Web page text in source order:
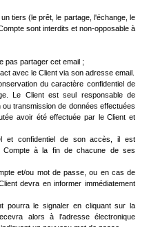
tiers (le prêt, le partage, l'échange, le
sont interdits et non-opposable à
pas partager cet email ;
avec le Client via son adresse email.
du caractère confidentiel de
Le Client est seul responsable de
ou transmission de données effectuées
avoir été effectuée par le Client et
et confidentiel de son accès, il est
Compte à la fin de chacune de ses
et/ou mot de passe, ou en cas de
devra en informer immédiatement
pourra le signaler en cliquant sur la
alors à l’adresse électronique